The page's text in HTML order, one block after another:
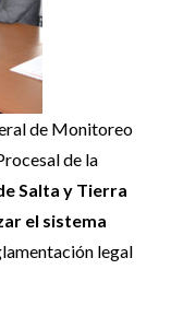
de Monitoreo
de la
Salta y Tierra
el sistema
legal